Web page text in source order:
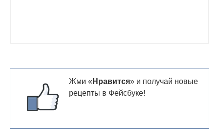
Жми « Нравится» и получай новые
рецепты в Фейсбуке!